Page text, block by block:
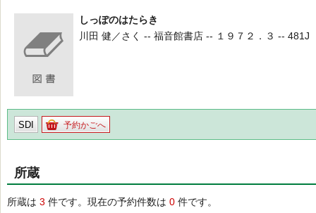
しっぽのはたらき
川田 健／さく -- 福音館書店 -- １９７２．３ -- 481J
SDI 予約かごへ
所蔵
所蔵は 3 件です。現在の予約件数は 0 件です。